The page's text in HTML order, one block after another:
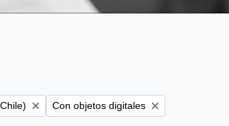
Remove filter:
Con objetos digitales